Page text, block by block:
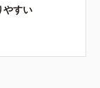
やすい